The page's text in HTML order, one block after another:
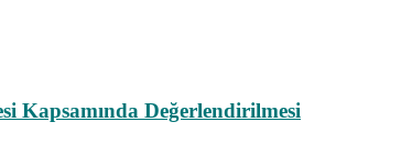
Kapsamında Değerlendirilmesi